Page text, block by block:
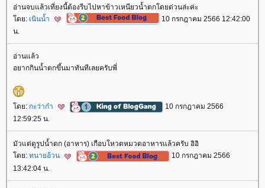
อ่านจบแล้วเที่ยงนี้ต้องรีบไปหาข้าวเหนียวน้ำตกโดยด่วนล่ะค่ะ
ดย: เนินน้ำ
10 กรกฎาคม 2566 12:42:00
น.
อ่านแล้ว
อยากกินน้ำตกขึ้นมาทันทีเลยครับพี่
ดย: กะว่าก๋า
10 กรกฎาคม 2566
12:59:25 น.
มัวแต่ดูรูปน้ำตก (อาหาร) เกือบโหวตหมวดอาหารแล้วครับ อิอิ
ดย: ทนายอ้วน
10 กรกฎาคม 2566
13:42:04 น.